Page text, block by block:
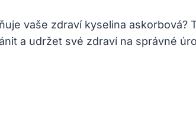
vaše zdraví kyselina askorbová?
a udržet své zdraví na správné